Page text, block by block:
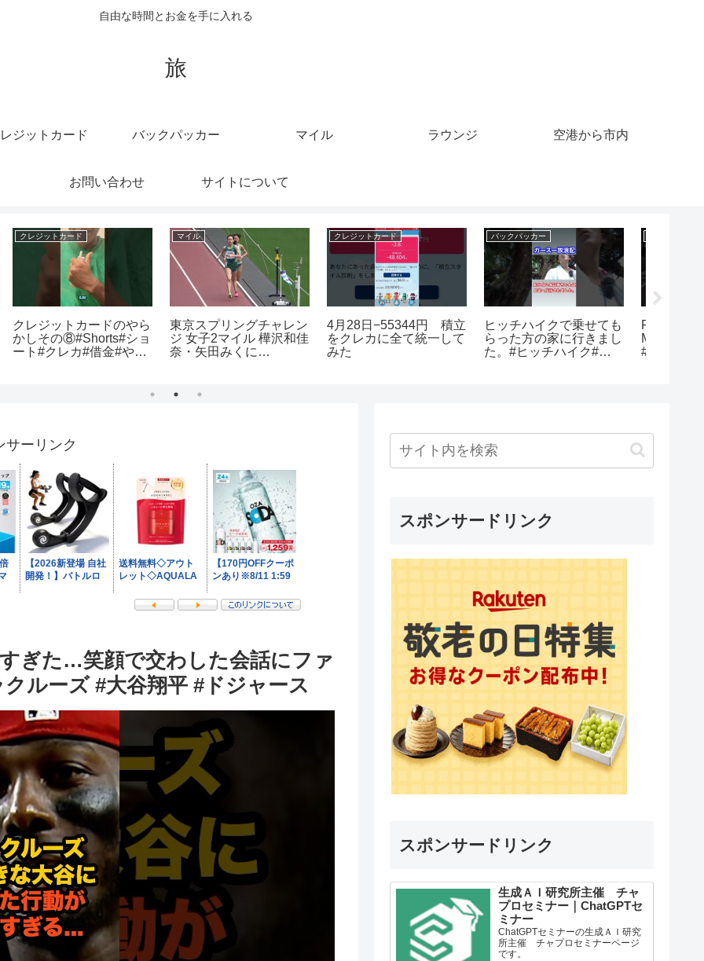
自由な時間とお金を手に入れる
旅
ジットカード バックパッカー マイル ラウンジ 空港から市内
お問い合わせ サイトについて
クレジットカード
4月28日−55344円 積立
をクレカに全て統一して
みた
バックパッカー
ヒッチハイクで乗せても
らった方の家に行きまし
た。#ヒッチハイク#バ
イログ#vlog#リゾバ#ワ
マイル
F1 Costs $10,000 Every
Mile | #f1 #crazy
#formula1
クレジットカード
【楽天カード】タッチ決
済対応の楽天カードの作
り直しを申し込んでみ
サーリンク
ぎた…笑顔で交わした会話にファ
ルーズ #大谷翔平 #ドジャース
スポンサードリンク
スポンサードリンク
生成ＡＩ研究所主催 チャ
プロセミナー｜ChatGPTセ
ミナー
ChatGPTセミナーの生成ＡＩ研究
所主催 チャプロセミナーページ
です。